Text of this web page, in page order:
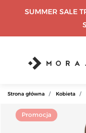
SUMMER SALE
Strona główna Kobieta
Promocja